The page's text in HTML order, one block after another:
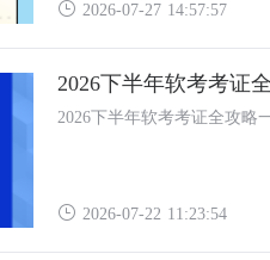
2026-07-27 14:57:57
2026下半年软考考证
2026下半年软考考证全攻略
2026-07-22 11:23:54